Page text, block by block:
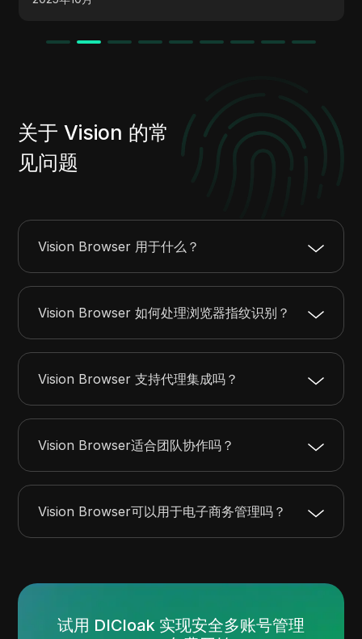
关于 Vision 的常
见问题
Vision Browser 用于什么？
Vision Browser 如何处理浏览器指纹识别？
Vision Browser 支持代理集成吗？
Vision Browser适合团队协作吗？
Vision Browser可以用于电子商务管理吗？
试用 DICloak 实现安全多账号管理